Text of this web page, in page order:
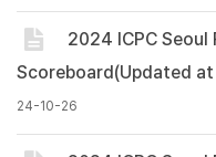
2024 ICPC Seoul
Scoreboard(Updated
24-10-26